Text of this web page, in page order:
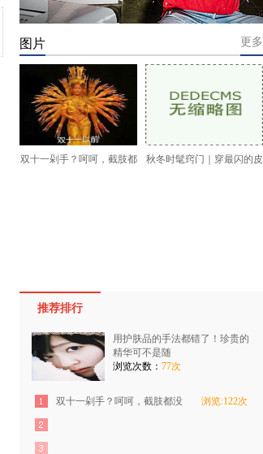
图片 更多
双十一剁手？呵呵，截肢都 秋冬时髦窍门｜穿最闪的皮
推荐排行
用护肤品的手法都错了！珍贵的
精华可不是随
浏览次数： 77次
双十一剁手？呵呵，截肢都没
浏览:122次